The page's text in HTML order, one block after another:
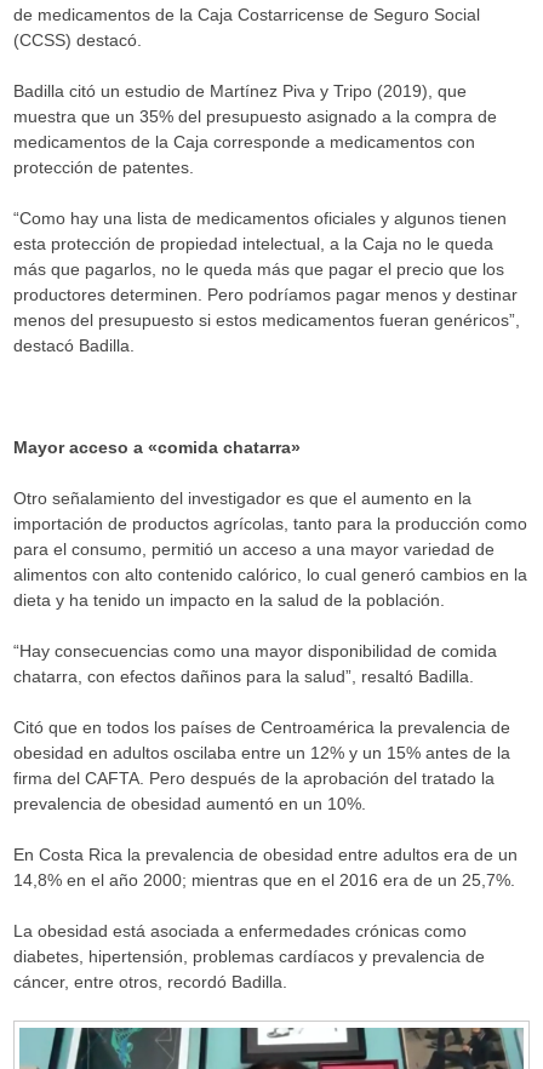
de medicamentos de la Caja Costarricense de Seguro Social
(CCSS) destacó.
Badilla citó un estudio de Martínez Piva y Tripo (2019), que
muestra que un 35% del presupuesto asignado a la compra de
medicamentos de la Caja corresponde a medicamentos con
protección de patentes.
“Como hay una lista de medicamentos oficiales y algunos tienen
esta protección de propiedad intelectual, a la Caja no le queda
más que pagarlos, no le queda más que pagar el precio que los
productores determinen. Pero podríamos pagar menos y destinar
menos del presupuesto si estos medicamentos fueran genéricos”,
destacó Badilla.
Mayor acceso a «comida chatarra»
Otro señalamiento del investigador es que el aumento en la
importación de productos agrícolas, tanto para la producción como
para el consumo, permitió un acceso a una mayor variedad de
alimentos con alto contenido calórico, lo cual generó cambios en la
dieta y ha tenido un impacto en la salud de la población.
“Hay consecuencias como una mayor disponibilidad de comida
chatarra, con efectos dañinos para la salud”, resaltó Badilla.
Citó que en todos los países de Centroamérica la prevalencia de
obesidad en adultos oscilaba entre un 12% y un 15% antes de la
firma del CAFTA. Pero después de la aprobación del tratado la
prevalencia de obesidad aumentó en un 10%.
En Costa Rica la prevalencia de obesidad entre adultos era de un
14,8% en el año 2000; mientras que en el 2016 era de un 25,7%.
La obesidad está asociada a enfermedades crónicas como
diabetes, hipertensión, problemas cardíacos y prevalencia de
cáncer, entre otros, recordó Badilla.